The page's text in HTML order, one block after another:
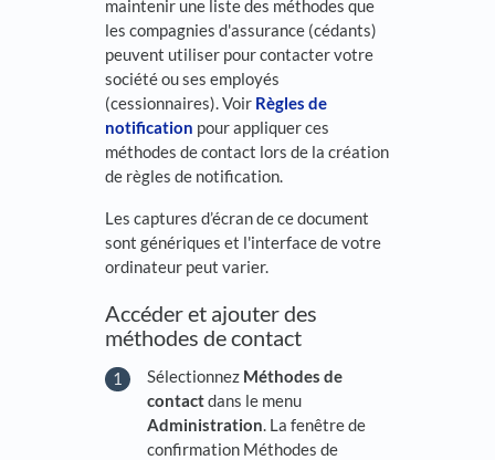
maintenir une liste des méthodes que
les compagnies d'assurance (cédants)
peuvent utiliser pour contacter votre
société ou ses employés
(cessionnaires). Voir Règles de
notification pour appliquer ces
méthodes de contact lors de la création
de règles de notification.
Les captures d’écran de ce document
sont génériques et l'interface de votre
ordinateur peut varier.
Accéder et ajouter des
méthodes de contact
Sélectionnez Méthodes de
contactdans le menu
Administration. La fenêtre de
confirmation Méthodes de